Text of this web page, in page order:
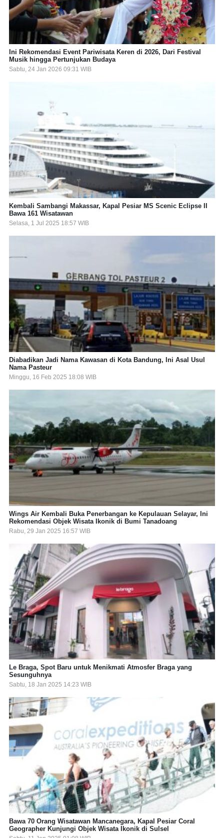
Ini Rekomendasi Event Pariwisata Keren di 2026, Dari Festival
Musik hingga Pertunjukan Budaya
Sabtu, 24 Jan 2026 09:31 WIB
Kembali Sambangi Makassar, Kapal Pesiar MS Scenic Eclipse II
Bawa 161 Wisatawan
Selasa, 1 Jul 2025 18:57 WIB
Diabadikan Jadi Nama Kawasan di Kota Bandung, Ini Asal Usul
Nama Pasteur
Minggu, 16 Feb 2025 18:08 WIB
Wings Air Kembali Buka Penerbangan ke Kepulauan Selayar, Ini
Rekomendasi Objek Wisata Ikonik di Bumi Tanadoang
Rabu, 29 Jan 2025 16:57 WIB
Le Braga, Spot Baru untuk Menikmati Atmosfer Braga yang
Sesunguhnya
Sabtu, 18 Jan 2025 14:23 WIB
Bawa 70 Orang Wisatawan Mancanegara, Kapal Pesiar Coral
Geographer Kunjungi Objek Wisata Ikonik di Sulsel